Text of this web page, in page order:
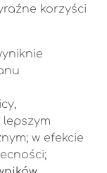
korzyści
w efekcie